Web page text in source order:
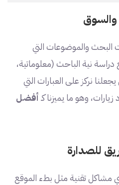
البحث والموضوعات التي
نية الباحث (معلوماتية،
نركز على العبارات التي
وهو ما يميزنا كـأفضل
للصدارة
مشاكل تقنية مثل بطء الموقع